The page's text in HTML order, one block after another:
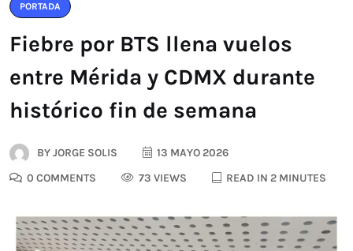
PORTADA
Fiebre por BTS llena vuelos
entre Mérida y CDMX durante
histórico fin de semana
BYJORGE SOLIS
13 MAYO 2026
0 COMMENTS
73 VIEWS READ IN 2 MINUTES